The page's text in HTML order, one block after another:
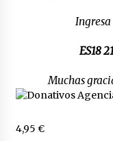
Los
ES18
Muchas
4,95 €